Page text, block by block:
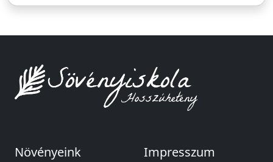
Növényeink Impresszum